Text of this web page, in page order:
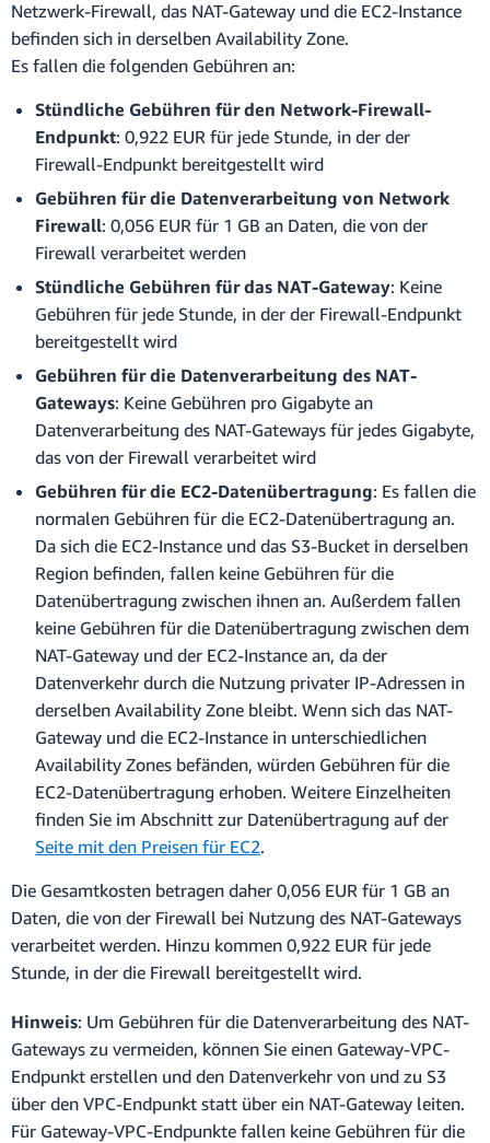
Netzwerk-Firewall, das NAT-Gateway und die EC2-Instance
befinden sich in derselben Availability Zone.
Es fallen die folgenden Gebühren an:
Stündliche Gebühren für den Network-Firewall-
Endpunkt: 0,922 EUR für jede Stunde, in der der
Firewall-Endpunkt bereitgestellt wird
Gebühren für die Datenverarbeitung von Network
Firewall: 0,056 EUR für 1 GB an Daten, die von der
Firewall verarbeitet werden
Stündliche Gebühren für das NAT-Gateway: Keine
Gebühren für jede Stunde, in der der Firewall-Endpunkt
bereitgestellt wird
Gebühren für die Datenverarbeitung des NAT-
Gateways: Keine Gebühren pro Gigabyte an
Datenverarbeitung des NAT-Gateways für jedes Gigabyte,
das von der Firewall verarbeitet wird
Gebühren für die EC2-Datenübertragung: Es fallen die
normalen Gebühren für die EC2-Datenübertragung an.
Da sich die EC2-Instance und das S3-Bucket in derselben
Region befinden, fallen keine Gebühren für die
Datenübertragung zwischen ihnen an. Außerdem fallen
keine Gebühren für die Datenübertragung zwischen dem
NAT-Gateway und der EC2-Instance an, da der
Datenverkehr durch die Nutzung privater IP-Adressen in
derselben Availability Zone bleibt. Wenn sich das NAT-
Gateway und die EC2-Instance in unterschiedlichen
Availability Zones befänden, würden Gebühren für die
EC2-Datenübertragung erhoben. Weitere Einzelheiten
finden Sie im Abschnitt zur Datenübertragung auf der
Seite mit den Preisen für EC2.
Die Gesamtkosten betragen daher 0,056 EUR für 1 GB an
Daten, die von der Firewall bei Nutzung des NAT-Gateways
verarbeitet werden. Hinzu kommen 0,922 EUR für jede
Stunde, in der die Firewall bereitgestellt wird.
Hinweis: Um Gebühren für die Datenverarbeitung des NAT-
Gateways zu vermeiden, können Sie einen Gateway-VPC-
Endpunkt erstellen und den Datenverkehr von und zu S3
über den VPC-Endpunkt statt über ein NAT-Gateway leiten.
Für Gateway-VPC-Endpunkte fallen keine Gebühren für die